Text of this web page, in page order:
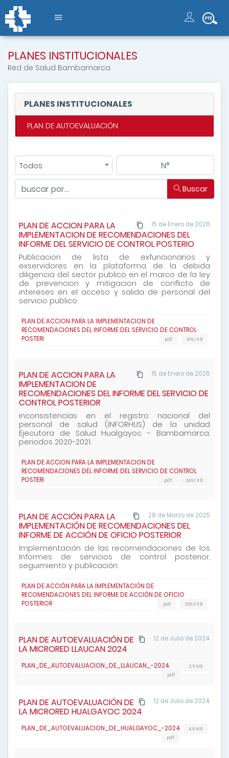
PLANES INSTITUCIONALES
Red de Salud Bambamarca
PLANES INSTITUCIONALES
PLAN DE AUTOEVALUACIÓN
Todos
Buscar
15 de Enero de 2026
PLAN DE ACCION PARA LA
IMPLEMENTACION DE RECOMENDACIONES DEL
INFORME DEL SERVICIO DE CONTROL POSTERIO
Publicacion de lista de exfuncionarios y
exservidores en la plataforma de la debida
diligencia del sector publico en el marco de la ley
de prevencion y mitigacion de conflicto de
intereses en el acceso y salida de personal del
servicio publico.
PLAN DE ACCION PARA LA IMPLEMENTACION DE
RECOMENDACIONES DEL INFORME DEL SERVICIO DE CONTROL
POSTERI
415,1 KB
pdf
15 de Enero de 2026
PLAN DE ACCION PARA LA
IMPLEMENTACION DE
RECOMENDACIONES DEL INFORME DEL SERVICIO DE
CONTROL POSTERIOR
inconsistencias en el registro nacional del
personal de salud (INFORHUS) de la unidad
Ejecutora de Salud Hualgayoc - Bambamarca,
periodos 2020-2021.
PLAN DE ACCION PARA LA IMPLEMENTACION DE
RECOMENDACIONES DEL INFORME DEL SERVICIO DE CONTROL
POSTERI
245,1 KB
pdf
28 de Marzo de 2025
PLAN DE ACCIÓN PARA LA
IMPLEMENTACIÓN DE RECOMENDACIONES DEL
INFORME DE ACCIÓN DE OFICIO POSTERIOR
Implementación de las recomendaciones de los
Informes de servicios de control posterior,
seguimiento y publicación.
PLAN DE ACCIÓN PARA LA IMPLEMENTACIÓN DE
RECOMENDACIONES DEL INFORME DE ACCIÓN DE OFICIO
POSTERIOR
255,5 KB
pdf
12 de Julio de 2024
PLAN DE AUTOEVALUACIÓN DE
LA MICRORED LLAUCAN 2024
PLAN_DE_AUTOEVALUACION_DE_LLAUCAN_-2024
2,5 MB
pdf
12 de Julio de 2024
PLAN DE AUTOEVALUACIÓN DE
LA MICRORED HUALGAYOC 2024
PLAN_DE_AUTOEVALUACION_DE_HUALGAYOC_-2024
4,9 MB
pdf